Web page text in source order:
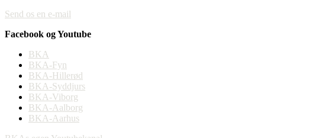
Send os en e-mail
Facebook og Youtube
BKA
BKA-Fyn
BKA-Hillerød
BKA-Syddjurs
BKA-Viborg
BKA-Aalborg
BKA-Aarhus